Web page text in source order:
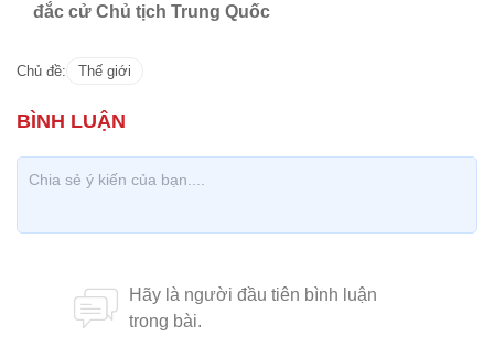
đắc cử Chủ tịch Trung Quốc
Chủ đề: Thế giới